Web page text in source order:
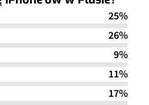
25%
26%
9%
11%
17%